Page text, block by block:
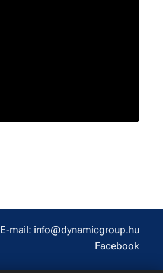
E-mail: info@dynamicgroup.hu
Facebook